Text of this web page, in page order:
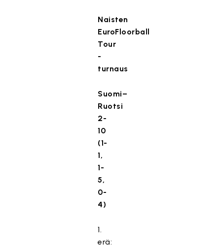
Naisten
EuroFloorball
Tour
-
turnaus
Suomi–
Ruotsi
2-
10
(1-
1,
1-
5,
0-
4)
1.
erä: